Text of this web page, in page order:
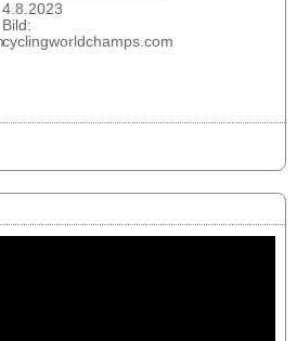
4.8.2023
Bild:
cyclingworldchamps.com